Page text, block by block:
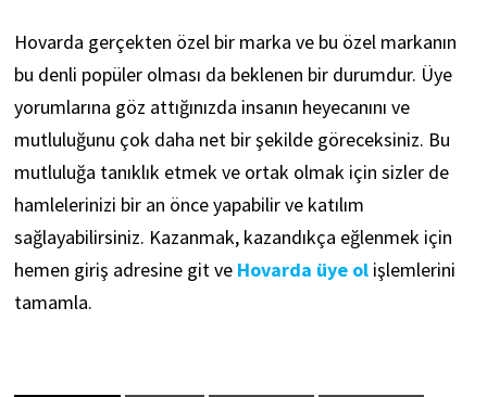
Hovarda gerçekten özel bir marka ve bu özel markanın
bu denli popüler olması da beklenen bir durumdur. Üye
yorumlarına göz attığınızda insanın heyecanını ve
mutluluğunu çok daha net bir şekilde göreceksiniz. Bu
mutluluğa tanıklık etmek ve ortak olmak için sizler de
hamlelerinizi bir an önce yapabilir ve katılım
sağlayabilirsiniz. Kazanmak, kazandıkça eğlenmek için
hemen giriş adresine git ve Hovarda üye olişlemlerini
tamamla.